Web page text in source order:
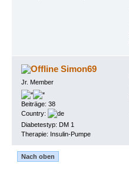
Simon69
Jr. Member
Beiträge: 38
Country:
Diabetestyp: DM 1
Therapie: Insulin-Pumpe
Nach oben